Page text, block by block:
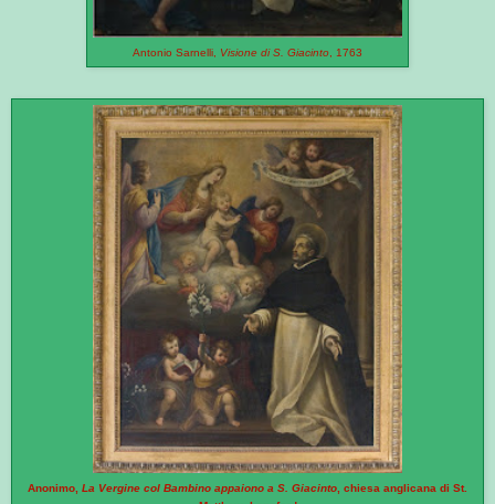
Antonio Sarnelli, Visione di S. Giacinto , 1763
Anonimo, La Vergine col Bambino appaiono a S. Giacinto , chiesa anglicana di St.